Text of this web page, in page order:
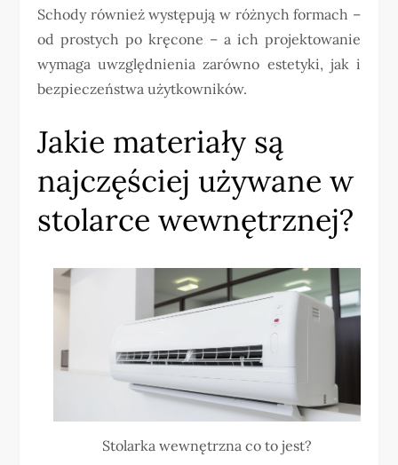
Schody również występują w różnych formach –
od prostych po kręcone – a ich projektowanie
wymaga uwzględnienia zarówno estetyki, jak i
bezpieczeństwa użytkowników.
Jakie materiały są
najczęściej używane w
stolarce wewnętrznej?
Stolarka wewnętrzna co to jest?